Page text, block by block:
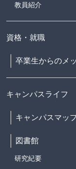
教員紹介
資格・就職
卒業生からのメ
キャンパスライフ
キャンパスマッ
図書館
研究紀要